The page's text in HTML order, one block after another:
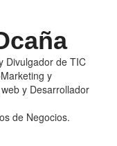
Divulgador de TIC
y
y Desarrollador
de Negocios.